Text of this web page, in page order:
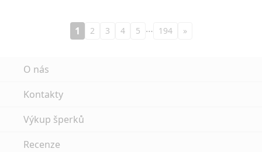
1 2 3 4 5 … 194 »
O nás
Kontakty
Výkup šperků
Recenze